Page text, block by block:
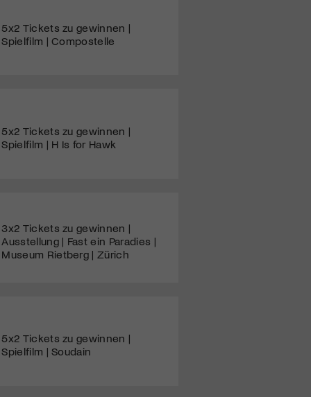
5x2 Tickets zu gewinnen |
Spielfilm | Compostelle
5x2 Tickets zu gewinnen |
Spielfilm | H Is for Hawk
3x2 Tickets zu gewinnen |
Ausstellung | Fast ein Paradies |
Museum Rietberg | Zürich
5x2 Tickets zu gewinnen |
Spielfilm | Soudain